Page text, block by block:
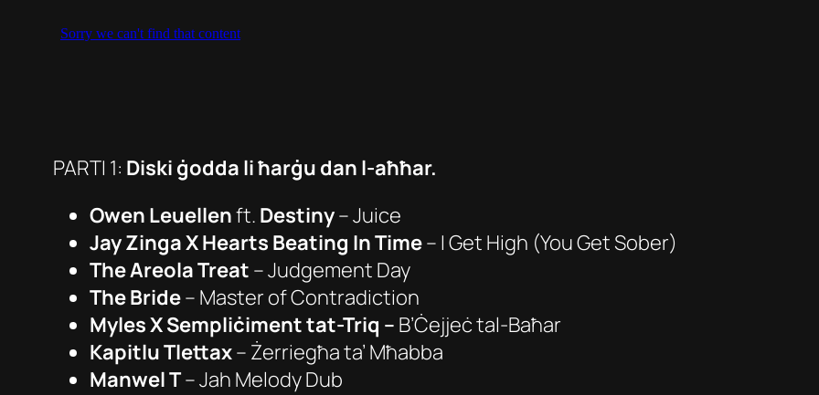
PARTI 1: Diski ġodda li ħarġu dan l-aħħar.
Owen Leuellenft. Destiny–Juice
Jay Zinga X Hearts Beating In Time– I Get High (You Get Sober)
The Areola Treat –Judgement Day
The Bride– Master of Contradiction
Myles X Sempliċiment tat-Triq – B’Ċejjeċ tal-Baħar
Kapitlu Tlettax– Żerriegħa ta’ Mħabba
Manwel T–Jah Melody Dub